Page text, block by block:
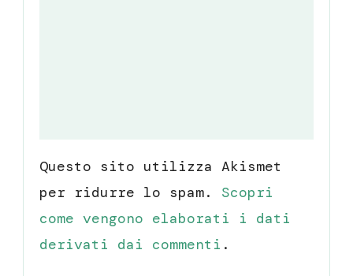
Questo sito utilizza Akismet
per ridurre lo spam. Scopri
come vengono elaborati i dati
derivati dai commenti .